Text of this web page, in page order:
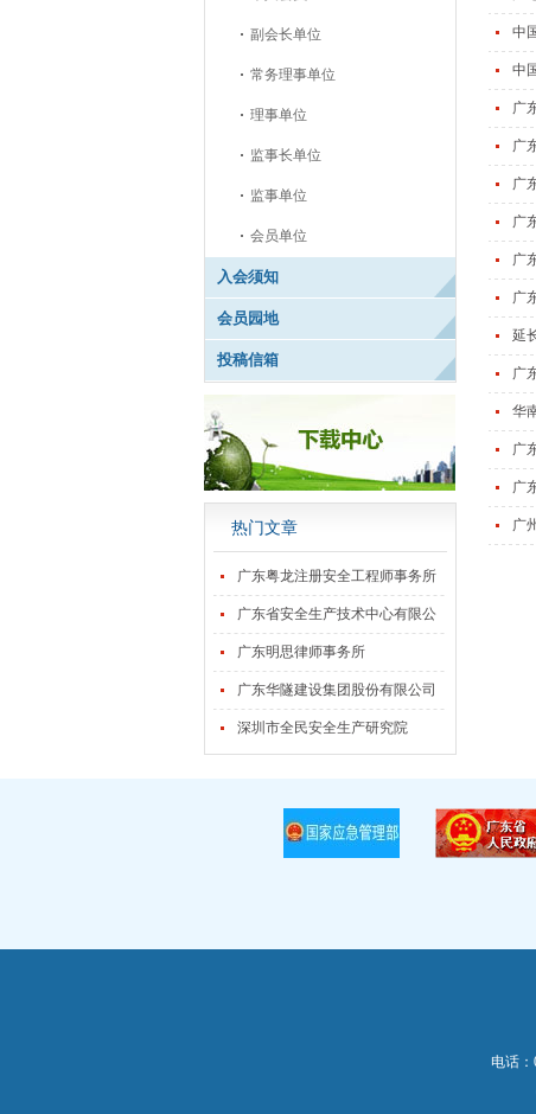
副会长单位
常务理事单位
理事单位
监事长单位
监事单位
会员单位
入会须知
会员园地
投稿信箱
热门文章
广东粤龙注册安全工程师事务所
有限公司
广东省安全生产技术中心有限公
司 广东明思律师事务所
广东华隧建设集团股份有限公司
深圳市全民安全生产研究院
中
中
广
广
广
广
广
广
延
广
华
广
广
广
电话